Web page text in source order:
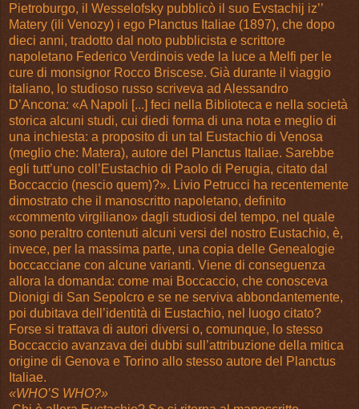
Pietroburgo, il Wesselofsky pubblicò il suo Evstachij iz’’
Matery (ili Venozy) i ego Planctus Italiae (1897), che dopo
dieci anni, tradotto dal noto pubblicista e scrittore
napoletano Federico Verdinois vede la luce a Melfi per le
cure di monsignor Rocco Briscese. Già durante il viaggio
italiano, lo studioso russo scriveva ad Alessandro
D’Ancona: «A Napoli [...] feci nella Biblioteca e nella società
storica alcuni studi, cui diedi forma di una nota e meglio di
una inchiesta: a proposito di un tal Eustachio di Venosa
(meglio che: Matera), autore del Planctus Italiae. Sarebbe
egli tutt’uno coll’Eustachio di Paolo di Perugia, citato dal
Boccaccio (nescio quem)?». Livio Petrucci ha recentemente
dimostrato che il manoscritto napoletano, definito
«commento virgiliano» dagli studiosi del tempo, nel quale
sono peraltro contenuti alcuni versi del nostro Eustachio, è,
invece, per la massima parte, una copia delle Genealogie
boccacciane con alcune varianti. Viene di conseguenza
allora la domanda: come mai Boccaccio, che conosceva
Dionigi di San Sepolcro e se ne serviva abbondantemente,
poi dubitava dell’identità di Eustachio, nel luogo citato?
Forse si trattava di autori diversi o, comunque, lo stesso
Boccaccio avanzava dei dubbi sull’attribuzione della mitica
origine di Genova e Torino allo stesso autore del Planctus
Italiae.
«WHO’S WHO?»